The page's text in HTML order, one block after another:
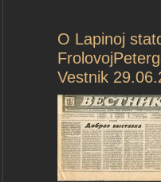
O Lapinoj
Vestnik